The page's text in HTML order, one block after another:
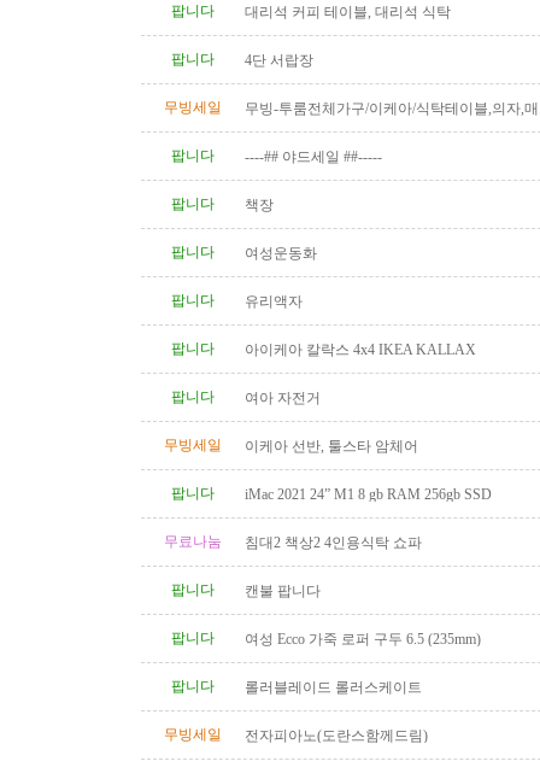
팝니다 대리석 커피 테이블, 대리석 식탁
팝니다 4단 서랍장
무빙세일
무빙-투룸전체가구/이케아/식탁테이블,의자,
팝니다
----## 야드세일 ##-----
팝니다 책장
팝니다 여성운동화
팝니다 유리액자
팝니다 아이케아 칼락스 4x4 IKEA KALLAX
팝니다 여아 자전거
무빙세일 이케아 선반, 툴스타 암체어
팝니다 iMac 2021 24” M1 8 gb RAM 256gb SSD
무료나눔 침대2 책상2 4인용식탁 쇼파
팝니다 캔불 팝니다
팝니다 여성 Ecco 가죽 로퍼 구두 6.5 (235mm)
팝니다 롤러블레이드 롤러스케이트
무빙세일 전자피아노(도란스함께드림)